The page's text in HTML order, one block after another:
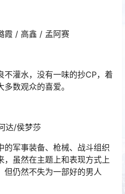
霞 / 高鑫 / 孟阿赛
不灌水，没有一味的抄CP，着
数观众的喜爱。
达/侯梦莎
的军事装备、枪械、战斗组织
，虽然在主题上和表现方式上
但仍然不失为一部好的男人